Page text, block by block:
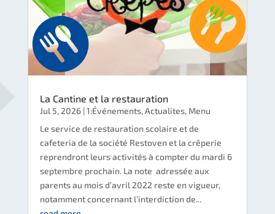
La Cantine et la restauration
Jul 5, 2026|1:Événements,Actualites, Menu
Le service de restauration scolaire et de
cafeteria de la société Restoven et la crêperie
reprendront leurs activités à compter du mardi 6
septembre prochain. La note adressée aux
parents au mois d’avril 2022 reste en vigueur,
notamment concernant l’interdiction de...